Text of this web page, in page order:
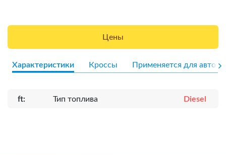
Цены
Характеристики Кроссы Применяется для авто
ft: Тип топлива Diesel